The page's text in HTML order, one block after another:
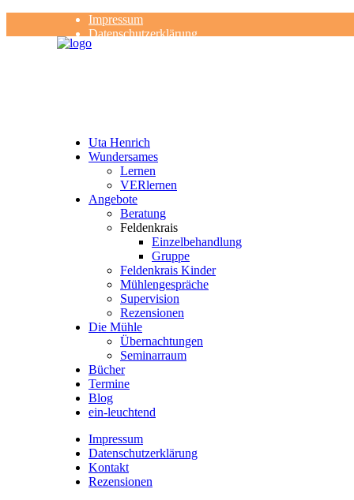
Impressum
Datenschutzerklärung
Kontakt
Uta Henrich
Wundersames
Lernen
VERlernen
Angebote
Beratung
Feldenkrais
Einzelbehandlung
Gruppe
Feldenkrais Kinder
Mühlengespräche
Supervision
Rezensionen
Die Mühle
Übernachtungen
Seminarraum
Bücher
Termine
Blog
ein-leuchtend
Impressum
Datenschutzerklärung
Kontakt
Rezensionen